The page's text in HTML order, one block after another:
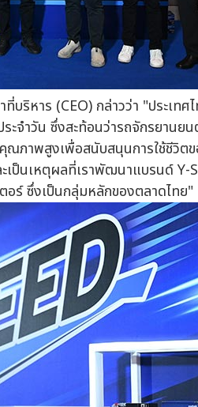
ที่บริหาร (CEO) กล่าวว่า "ประเ
ระจำวัน ซึ่งสะท้อนว่ารถจักรยาน
ภาพสูงเพื่อสนับสนุนการใช้ชีวิต
เป็นเหตุผลที่เราพัฒนาแบรนด์ Y-
อร์ ซึ่งเป็นกลุ่มหลักของตลาดไทย"